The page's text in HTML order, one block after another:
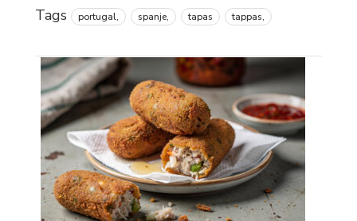
Tags portugal, spanje, tapas tappas,